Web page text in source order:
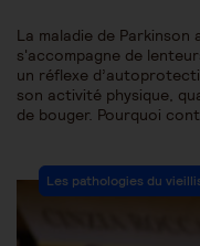
La maladie de
s'accompagne de
un réflexe
son activité physique,
de bouger. Pourquoi
Post
Category:
Les pathologies du